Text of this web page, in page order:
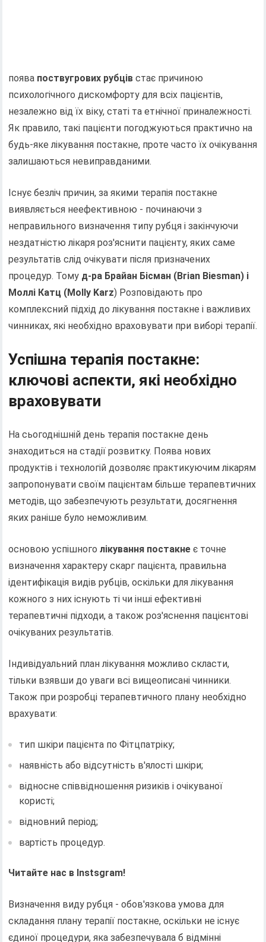
поява поствугрових рубців стає причиною
психологічного дискомфорту для всіх пацієнтів,
незалежно від їх віку, статі та етнічної приналежності.
Як правило, такі пацієнти погоджуються практично на
будь-яке лікування постакне, проте часто їх очікування
залишаються невиправданими.
Існує безліч причин, за якими терапія постакне
виявляється неефективною - починаючи з
неправильного визначення типу рубця і закінчуючи
нездатністю лікаря роз'яснити пацієнту, яких саме
результатів слід очікувати після призначених
процедур. Тому д-ра Брайан Бісман (Brian Biesman) і
Моллі Катц (Molly Karz) Розповідають про
комплексний підхід до лікування постакне і важливих
чинниках, які необхідно враховувати при виборі терапії.
Успішна терапія постакне:
ключові аспекти, які необхідно
враховувати
На сьогоднішній день терапія постакне день
знаходиться на стадії розвитку. Поява нових
продуктів і технологій дозволяє практикуючим лікарям
запропонувати своїм пацієнтам більше терапевтичних
методів, що забезпечують результати, досягнення
яких раніше було неможливим.
основою успішноголікування постакне є точне
визначення характеру скарг пацієнта, правильна
ідентифікація видів рубців, оскільки для лікування
кожного з них існують ті чи інші ефективні
терапевтичні підходи, а також роз'яснення пацієнтові
очікуваних результатів.
Індивідуальний план лікування можливо скласти,
тільки взявши до уваги всі вищеописані чинники.
Також при розробці терапевтичного плану необхідно
врахувати:
тип шкіри пацієнта по Фітцпатріку;
наявність або відсутність в'ялості шкіри;
відносне співвідношення ризиків і очікуваної
користі;
відновний період;
вартість процедур.
Читайте нас в Instsgram!
Визначення виду рубця - обов'язкова умова для
складання плану терапії постакне, оскільки не існує
єдиної процедури, яка забезпечувала б відмінні